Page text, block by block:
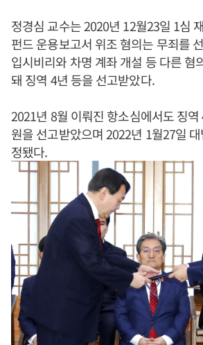
정경심 교수는 2020년 12월23일 1심
펀드 운용보고서 위조 혐의는 무죄를
입시비리와 차명 계좌 개설 등 다른 혐
돼 징역 4년 등을 선고받았다.
2021년 8월 이뤄진 항소심에서도 징
원을 선고받았으며 2022년 1월27일
정됐다.